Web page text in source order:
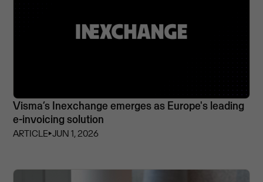
Visma’s Inexchange emerges as Europe's leading
e-invoicing solution
ARTICLE⏵JUN 1, 2026